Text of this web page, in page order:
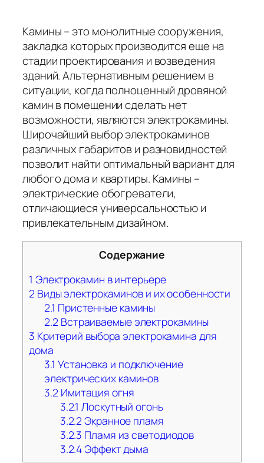
Камины – это монолитные сооружения,
закладка которых производится еще на
стадии проектирования и возведения
зданий. Альтернативным решением в
ситуации, когда полноценный дровяной
камин в помещении сделать нет
возможности, являются электрокамины.
Широчайший выбор электрокаминов
различных габаритов и разновидностей
позволит найти оптимальный вариант для
любого дома и квартиры. Камины –
электрические обогреватели,
отличающиеся универсальностью и
привлекательным дизайном.
Содержание
1 Электрокамин в интерьере
2 Виды электрокаминов и их особенности
2.1 Пристенные камины
2.2 Встраиваемые электрокамины
3 Критерий выбора электрокамина для
дома
3.1 Установка и подключение
электрических каминов
3.2 Имитация огня
3.2.1 Лоскутный огонь
3.2.2 Экранное пламя
3.2.3 Пламя из светодиодов
3.2.4Эффект дыма